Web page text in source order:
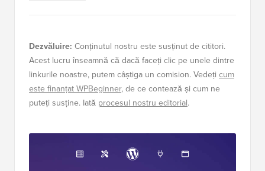
Dezvăluire: Conținutul nostru este susținut de cititori.
Acest lucru înseamnă că dacă faceți clic pe unele dintre
linkurile noastre, putem câștiga un comision. Vedeți cum
este finanțat WPBeginner, de ce contează și cum ne
puteți susține. Iată procesul nostru editorial.